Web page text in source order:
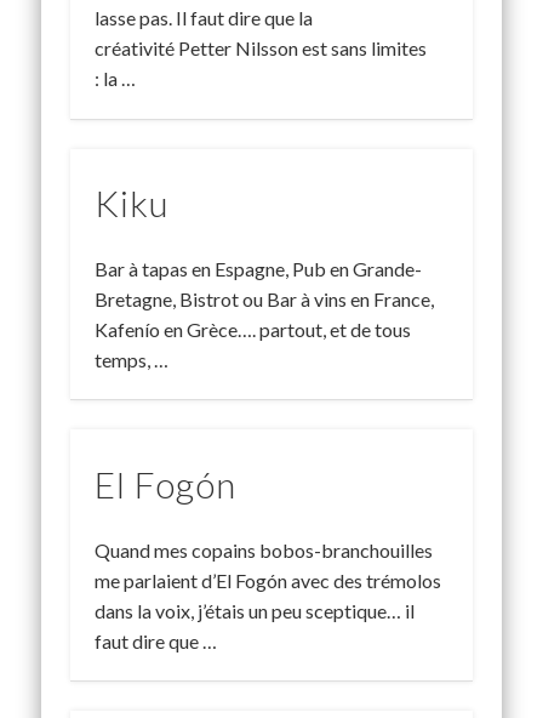
lasse pas. Il faut dire que la
créativité Petter Nilsson est sans limites
: la …
Kiku
Bar à tapas en Espagne, Pub en Grande-
Bretagne, Bistrot ou Bar à vins en France,
Kafenío en Grèce…. partout, et de tous
temps, …
El Fogón
Quand mes copains bobos-branchouilles
me parlaient d’El Fogón avec des trémolos
dans la voix, j’étais un peu sceptique… il
faut dire que …